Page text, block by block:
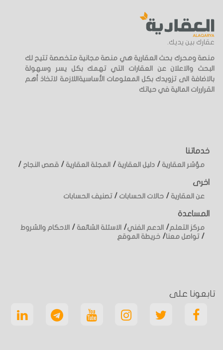
عقارك بين يديك.
منصة ومحرك بحث العقارية هي منصة مجانية متخصصة تتيح لك
البحث والاعلان عن العقارات التي تهمك بكل يسر وسهولة
بالاضافة الى تزويدك بكل المعلومات الأساسيةاللازمة لاتخاذ أهم
القراررات المالية في حياتك
خدماتنا
مؤشر العقارية / دليل العقارية / المجلة العقارية / قصص النجاح /
اخرى
عن العقارية / حالات الحسابات /تصنيف الحسابات
المساعدة
مركز التعلم/ الدعم الفني/ الاسئلة الشائعة / الاحكام والشروط
/تواصل معنا/ خريطة الموقع
تابعونا على